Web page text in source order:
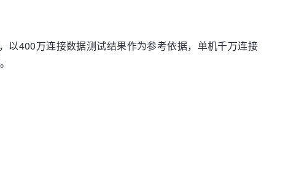
以400万连接数据测试结果作为参考依据，单机千万连接